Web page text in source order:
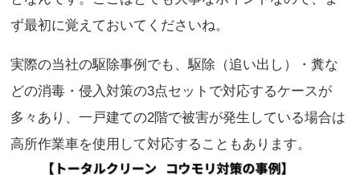
ず最初に覚えておいてくださいね。
実際の当社の駆除事例でも、駆除（追い出し）・糞な
どの消毒・侵入対策の3点セットで対応するケースが
多々あり、一戸建ての2階で被害が発生している場合は
高所作業車を使用して対応することもあります。